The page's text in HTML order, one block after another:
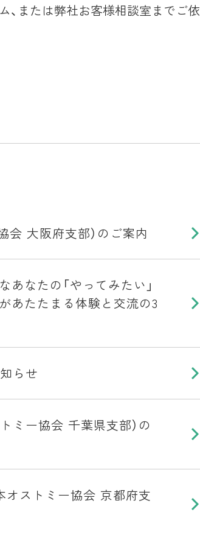
または弊社お客様相談室までご依
会 大阪府支部）のご案内
あなたの「やってみたい」
あたたまる体験と交流の3
らせ
ミー協会 千葉県支部）の
オストミー協会 京都府支